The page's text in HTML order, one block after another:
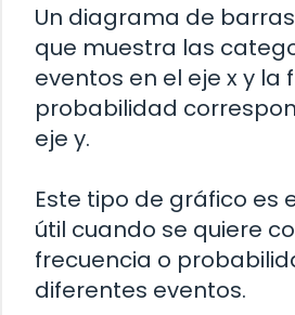
Un diagrama de
que muestra las
eventos en el eje x y la
probabilidad
eje y.
Este tipo de gráfico es
útil cuando se quiere
frecuencia o
diferentes eventos.